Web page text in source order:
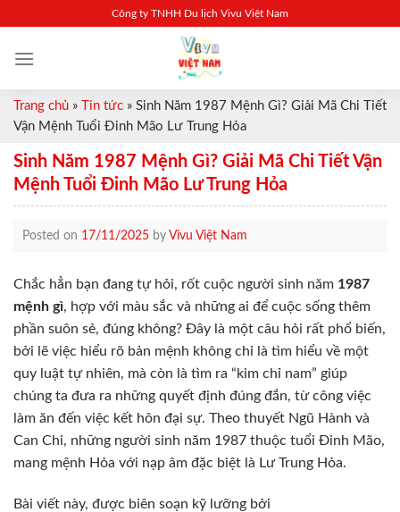
content
Công ty TNHH Du lịch Vivu Việt Nam
Trang chủ » Tin tức » Sinh Năm 1987 Mệnh Gì? Giải Mã Chi Tiết
Vận Mệnh Tuổi Đinh Mão Lư Trung Hỏa
Sinh Năm 1987 Mệnh Gì? Giải Mã Chi Tiết Vận
Mệnh Tuổi Đinh Mão Lư Trung Hỏa
Posted on 17/11/2025 by Vivu Việt Nam
Chắc hẳn bạn đang tự hỏi, rốt cuộc người sinh năm 1987
mệnh gì, hợp với màu sắc và những ai để cuộc sống thêm
phần suôn sẻ, đúng không? Đây là một câu hỏi rất phổ biến,
bởi lẽ việc hiểu rõ bản mệnh không chỉ là tìm hiểu về một
quy luật tự nhiên, mà còn là tìm ra “kim chỉ nam” giúp
chúng ta đưa ra những quyết định đúng đắn, từ công việc
làm ăn đến việc kết hôn đại sự. Theo thuyết Ngũ Hành và
Can Chi, những người sinh năm 1987 thuộc tuổi Đinh Mão,
mang mệnh Hỏa với nạp âm đặc biệt là Lư Trung Hỏa.
Bài viết này, được biên soạn kỹ lưỡng bởi